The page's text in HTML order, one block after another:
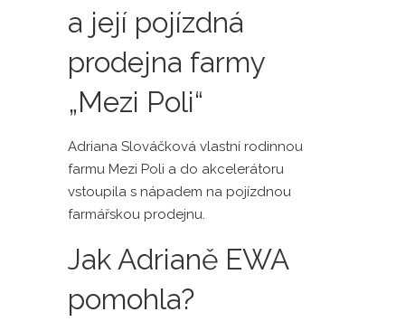
a její pojízdná
prodejna farmy
„Mezi Poli“
Adriana Slováčková vlastní rodinnou
farmu Mezi Poli a do akcelerátoru
vstoupila s nápadem na pojízdnou
farmářskou prodejnu.
Jak Adrianě EWA
pomohla?